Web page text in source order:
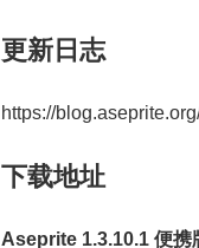
更新日志
https://
下载地址
Aseprite 1.3.10.1 便携